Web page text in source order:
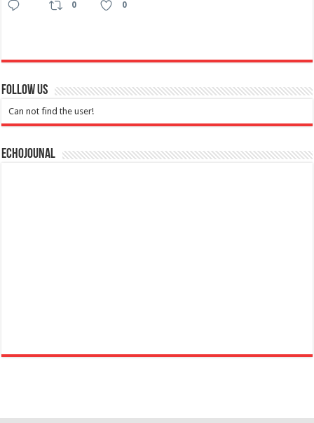
0 0
Follow Us
Can not find the user!
Echojounal